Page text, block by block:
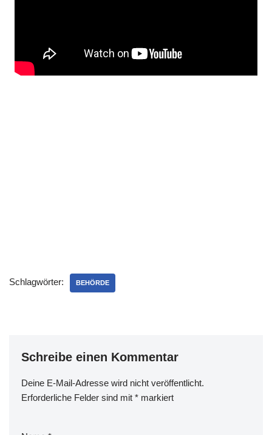
Schlagwörter: BEHÖRDE
Schreibe einen Kommentar
Deine E-Mail-Adresse wird nicht veröffentlicht.
Erforderliche Felder sind mit * markiert